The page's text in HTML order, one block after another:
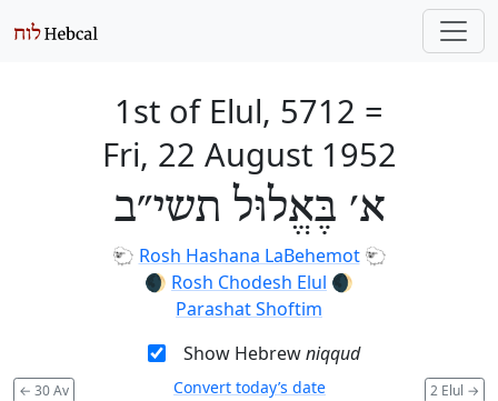
1st of Elul, 5712 =
Fri, 22 August 1952
א׳ בֶּאֱלוּל תשי״ב
🐑 Rosh Hashana LaBehemot🐑
🌒 Rosh Chodesh Elul 🌒
Parashat Shoftim
Show Hebrewniqqud
← 30 Av 2 Elul →
Convert today’s date